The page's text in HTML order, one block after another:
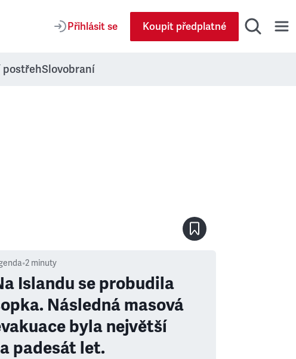
Přihlásit se Koupit předplatné
postřehSlovobraní
•2 minuty
Islandu se probudila
Následná masová
byla největší
padesát let.